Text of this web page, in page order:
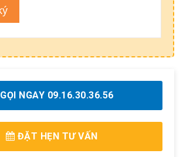
GỌI NGAY 09.16.30.36.56
ĐẶT HẸN TƯ VẤN